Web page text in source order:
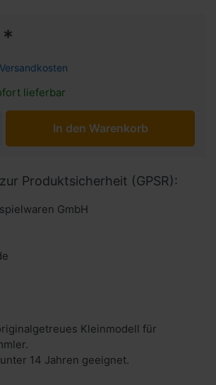
Versandkosten
lieferbar
In den Warenkorb
Produktsicherheit (GPSR):
GmbH
Kleinmodell für
14 Jahren geeignet.